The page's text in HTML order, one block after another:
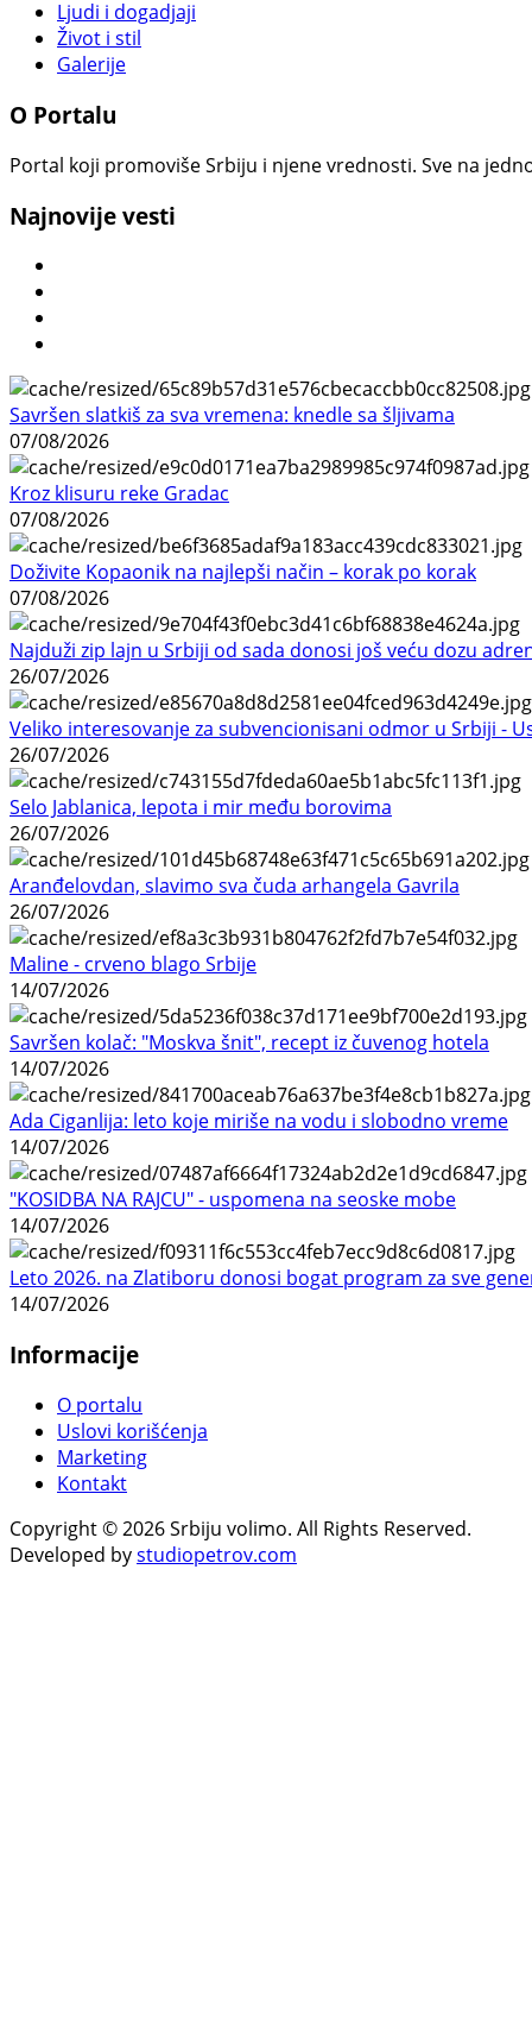
Ljudi i dogadjaji
Život i stil
Galerije
O Portalu
Portal koji promoviše Srbiju i njene vrednosti. Sve na
Najnovije vesti
Savršen slatkiš za sva vremena: knedle sa šljivama
07/08/2026
Kroz klisuru reke Gradac
07/08/2026
Doživite Kopaonik na najlepši način – korak po korak
07/08/2026
Najduži zip lajn u Srbiji od sada donosi još veću dozu
26/07/2026
Veliko interesovanje za subvencionisani odmor u Srbiji -
26/07/2026
Selo Jablanica, lepota i mir među borovima
26/07/2026
Aranđelovdan, slavimo sva čuda arhangela Gavrila
26/07/2026
Maline - crveno blago Srbije
14/07/2026
Savršen kolač: "Moskva šnit", recept iz čuvenog hotela
14/07/2026
Ada Ciganlija: leto koje miriše na vodu i slobodno vreme
14/07/2026
"KOSIDBA NA RAJCU" - uspomena na seoske mobe
14/07/2026
Leto 2026. na Zlatiboru donosi bogat program za sve
14/07/2026
Informacije
O portalu
Uslovi korišćenja
Marketing
Kontakt
Copyright © 2026 Srbiju volimo. All Rights Reserved.
Developed bystudiopetrov.com